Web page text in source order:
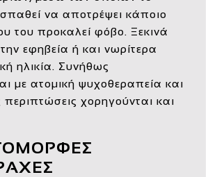
να αποτρέψει κάποιο
του προκαλεί φόβο. Ξεκινά
εφηβεία ή και νωρίτερα
ηλικία. Συνήθως
με ατομική ψυχοθεραπεία και
περιπτώσεις χορηγούνται και